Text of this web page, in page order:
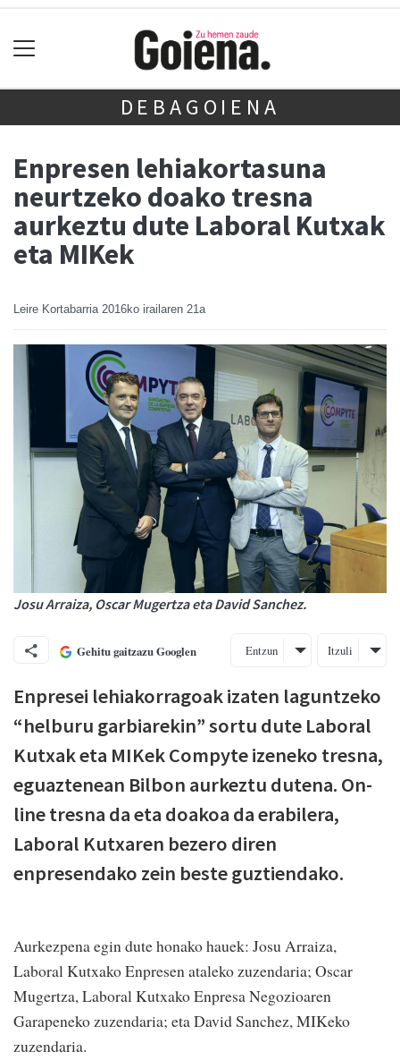
DEBAGOIENA
Enpresen lehiakortasuna
neurtzeko doako tresna
aurkeztu dute Laboral Kutxak
eta MIKek
Leire Kortabarria 2016ko irailaren 21a
Josu Arraiza, Oscar Mugertza eta David Sanchez.
Gehitu gaitzazu Googlen Entzun Itzuli
Enpresei lehiakorragoak izaten laguntzeko
“helburu garbiarekin” sortu dute Laboral
Kutxak eta MIKek Compyte izeneko tresna,
eguaztenean Bilbon aurkeztu dutena. On-
line tresna da eta doakoa da erabilera,
Laboral Kutxaren bezero diren
enpresendako zein beste guztiendako.
Aurkezpena egin dute honako hauek: Josu Arraiza,
Laboral Kutxako Enpresen ataleko zuzendaria; Oscar
Mugertza, Laboral Kutxako Enpresa Negozioaren
Garapeneko zuzendaria; eta David Sanchez, MIKeko
zuzendaria.